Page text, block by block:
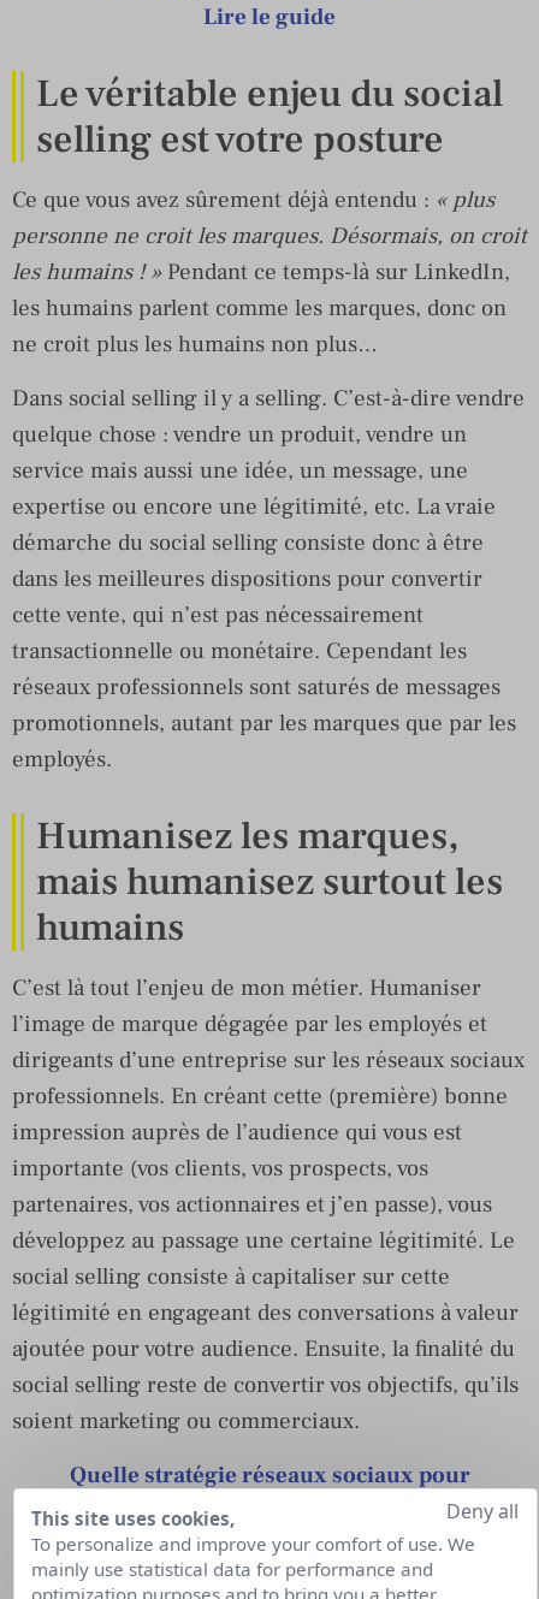
Lire le guide
Le véritable enjeu du social
selling est votre posture
Ce que vous avez sûrement déjà entendu : « plus
personne ne croit les marques. Désormais, on croit
les humains ! »Pendant ce temps-là sur LinkedIn,
les humains parlent comme les marques, donc on
ne croit plus les humains non plus…
Dans social selling il y a selling. C’est-à-dire vendre
quelque chose : vendre un produit, vendre un
service mais aussi une idée, un message, une
expertise ou encore une légitimité, etc. La vraie
démarche du social selling consiste donc à être
dans les meilleures dispositions pour convertir
cette vente, qui n’est pas nécessairement
transactionnelle ou monétaire. Cependant les
réseaux professionnels sont saturés de messages
promotionnels, autant par les marques que par les
employés.
Humanisez les marques,
mais humanisez surtout les
humains
C’est là tout l’enjeu de mon métier. Humaniser
l’image de marque dégagée par les employés et
dirigeants d’une entreprise sur les réseaux sociaux
professionnels. En créant cette (première) bonne
impression auprès de l’audience qui vous est
importante (vos clients, vos prospects, vos
partenaires, vos actionnaires et j’en passe), vous
développez au passage une certaine légitimité. Le
social selling consiste à capitaliser sur cette
légitimité en engageant des conversations à valeur
ajoutée pour votre audience. Ensuite, la finalité du
social selling reste de convertir vos objectifs, qu’ils
soient marketing ou commerciaux.
Quelle stratégie réseaux sociaux pour
développer son Earned Media ?
Lire le guide
This site uses cookies,
To personalize and improve your comfort of use. We
mainly use statistical data for performance and
optimization purposes and to bring you a better
Deny all